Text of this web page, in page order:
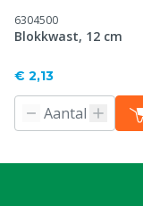
6304500
Blokkwast, 12 cm
€ 2,13